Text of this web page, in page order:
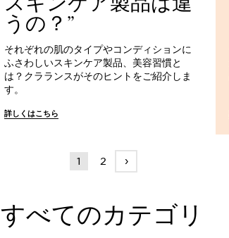
うの？
それぞれの肌のタイプやコンディションに
ふさわしいスキンケア製品、美容習慣と
は？クラランスがそのヒントをご紹介しま
す。
詳しくはこちら
1 2 ›
すべてのカテゴリ